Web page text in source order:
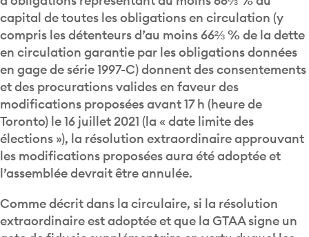
capital de toutes les obligations en circulation (y
compris les détenteurs d’au moins 66⅔ % de la dette
en circulation garantie par les obligations données
en gage de série 1997-C) donnent des consentements
et des procurations valides en faveur des
modifications proposées avant 17 h (heure de
Toronto) le 16 juillet 2021 (la « date limite des
élections »), la résolution extraordinaire approuvant
les modifications proposées aura été adoptée et
l’assemblée devrait être annulée.
Comme décrit dans la circulaire, si la résolution
extraordinaire est adoptée et que la GTAA signe un